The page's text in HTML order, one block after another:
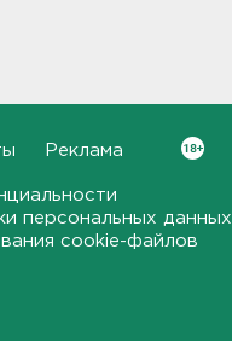
Реклама
персональных данных
cookie-файлов